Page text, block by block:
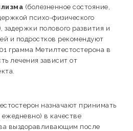
(болезненное состояние,
психо-физического
задержки полового развития и
и подростков рекомендуют
грамма Метилтестостерона в
лечения зависит от
назначают принимать
в качестве
выздоравливающим после